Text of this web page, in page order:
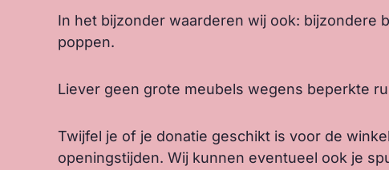
In het bijzonder waarderen wij ook: bijzondere
poppen.
Liever geen grote meubels wegens beperkte
Twijfel je of je donatie geschikt is voor de
openingstijden. Wij kunnen eventueel ook je